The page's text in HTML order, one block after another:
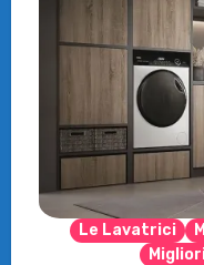
Le Lavatrici